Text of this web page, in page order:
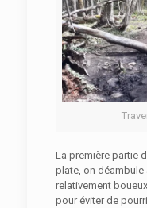
La première partie
plate, on déambule
relativement
pour éviter de